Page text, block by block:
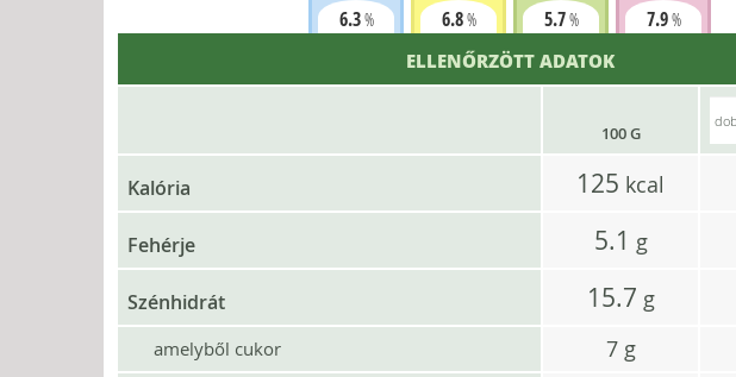
6.3% 6.8% 5.7% 7.9%
ELLENŐRZÖTT ADATOK
100 G
Kalória 125 kcal
Fehérje 5.1 g
Szénhidrát 15.7 g
amelyből cukor 7 g